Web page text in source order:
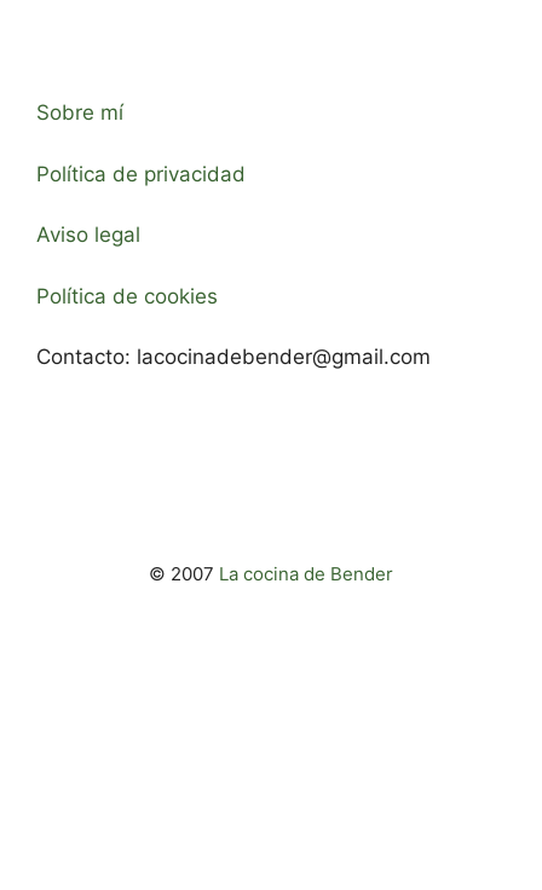
Sobre mí
Política de privacidad
Aviso legal
Política de cookies
Contacto: lacocinadebender@gmail.com
© 2007 La cocina de Bender